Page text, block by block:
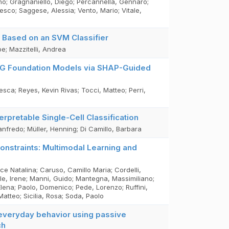
Saggese, Alessia; Vento, Mario; Vitale,
on an SVM Classifier
Mazzitelli, Andrea
Foundation Models via SHAP-Guided
Reyes, Kevin Rivas; Tocci, Matteo; Perri,
Single-Cell Classification
Müller, Henning; Di Camillo, Barbara
Multimodal Learning and
Natalina; Caruso, Camillo Maria; Cordelli,
Irene; Manni, Guido; Mantegna, Massimiliano;
Paolo, Domenico; Pede, Lorenzo; Ruffini,
Sicilia, Rosa; Soda, Paolo
behavior using passive